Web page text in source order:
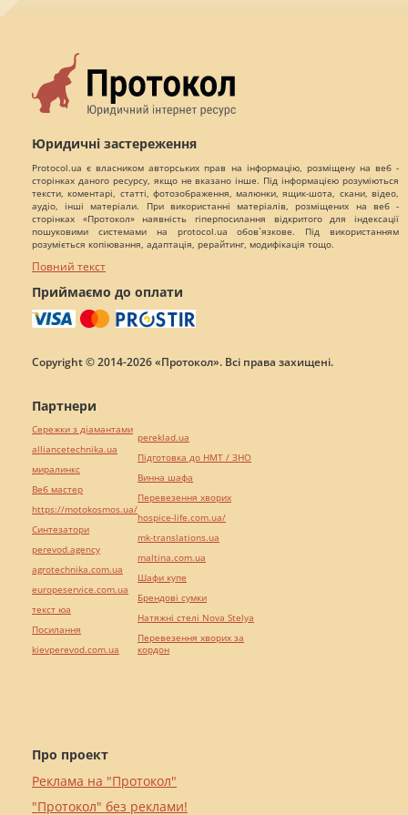
Юридичні застереження
Protocol.ua є власником авторських прав на інформацію, розміщену на веб -
сторінках даного ресурсу, якщо не вказано інше. Під інформацією розуміються
тексти, коментарі, статті, фотозображення, малюнки, ящик-шота, скани, відео,
аудіо, інші матеріали. При використанні матеріалів, розміщених на веб -
сторінках «Протокол» наявність гіперпосилання відкритого для індексації
пошуковими системами на protocol.ua обов`язкове. Під використанням
розуміється копіювання, адаптація, рерайтинг, модифікація тощо.
Повний текст
Приймаємо до оплати
Copyright © 2014-2026 «Протокол». Всі права захищені.
Про проект
Реклама на "Протокол"
"Протокол" без реклами!
Партнери
Сережки з діамантами
alliancetechnika.ua
миралинкс
Веб мастер
https://motokosmos.ua/
Синтезатори
perevod.agency
agrotechnika.com.ua
europeservice.com.ua
текст юа
Посилання
kievperevod.com.ua
pereklad.ua
Підготовка до НМТ / ЗНО
Винна шафа
Перевезення хворих
hospice-life.com.ua/
mk-translations.ua
maltina.com.ua
Шафи купе
Брендові сумки
Натяжні стелі Nova Stelya
Перевезення хворих за
кордон